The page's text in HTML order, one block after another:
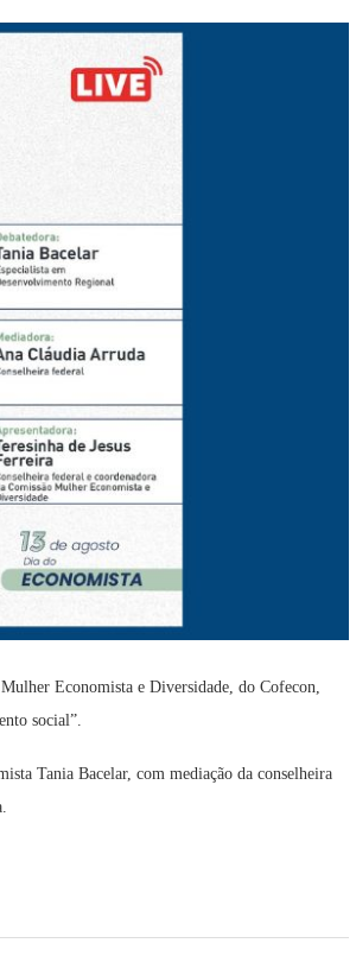
Economista e Diversidade, do Cofecon,
social”.
Tania Bacelar, com mediação da conselheira